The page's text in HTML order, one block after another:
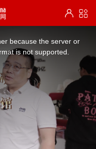
because the server or
is not supported.